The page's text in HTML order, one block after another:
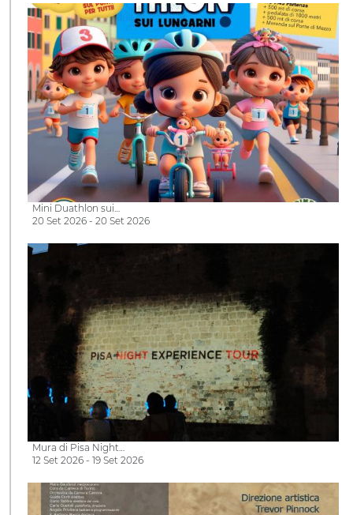
Mini Duathlon sui…
20 Set 2026 - 20 Set 2026
Mura di Pisa Night…
12 Set 2026 - 19 Set 2026